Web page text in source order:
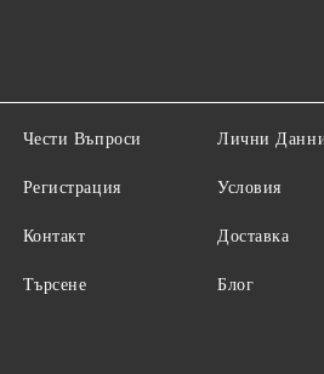
Чести Въпроси
Регистрация
Контакт
Търсене
Лични
Условия
Доставка
Блог